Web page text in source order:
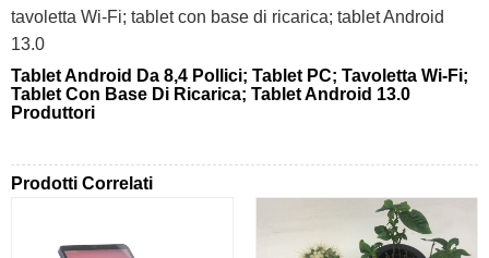
tavoletta Wi-Fi; tablet con base di ricarica; tablet Android
13.0
Tablet Android Da 8,4 Pollici; Tablet PC; Tavoletta Wi-Fi;
Tablet Con Base Di Ricarica; Tablet Android 13.0
Produttori
Prodotti Correlati